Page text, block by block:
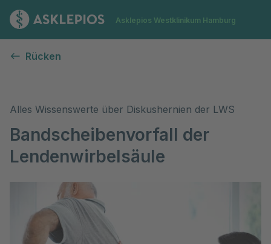
Zur Startseite
Asklepios Westklinikum Hamburg
Rücken
Alles Wissenswerte über Diskushernien der LWS
Bandscheibenvorfall der
Lendenwirbelsäule